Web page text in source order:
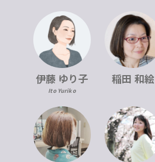
伊藤 ゆり子
Ito Yuriko
稲田 和絵